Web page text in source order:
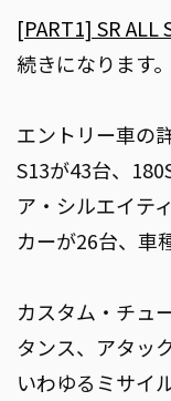
[PART1] SR ALL
続きになります。
エントリー車の
S13が43台、
ア・シルエイテ
カーが26台、車
カスタム・チュ
タンス、アタッ
いわゆるミサイ